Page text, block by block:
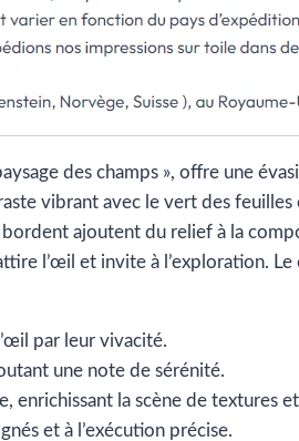
des champs », offre une
vibrant avec le vert des feuilles
ajoutent du relief à la
l’œil et invite à l’exploration.
par leur vivacité.
une note de sérénité.
enrichissant la scène de textures
et à l’exécution précise.